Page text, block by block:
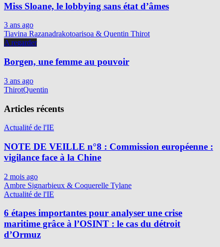
Miss Sloane, le lobbying sans état d’âmes
3 ans ago
Tiavina Razanadrakotoarisoa & Quentin Thirot
A regarder
Borgen, une femme au pouvoir
3 ans ago
ThirotQuentin
Articles récents
Actualité de l'IE
NOTE DE VEILLE n°8 : Commission européenne :
vigilance face à la Chine
2 mois ago
Ambre Signarbieux & Coquerelle Tylane
Actualité de l'IE
6 étapes importantes pour analyser une crise
maritime grâce à l’OSINT : le cas du détroit
d’Ormuz